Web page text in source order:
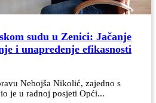
sudu u Zenici: Jačanje
i unapređenje efikasnosti
Nebojša Nikolić, zajedno s
je u radnoj posjeti Opći...